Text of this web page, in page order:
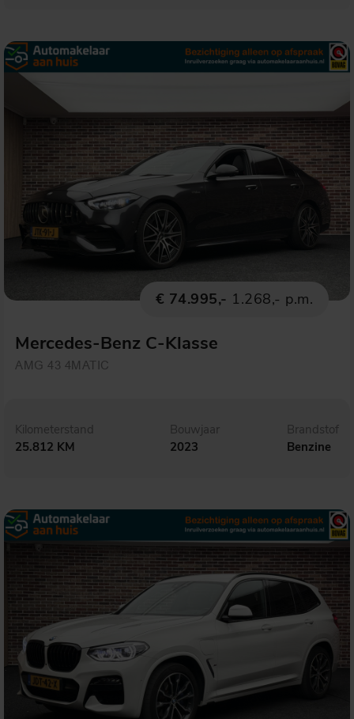
€ 74.995,- 1.268,- p.m.
Mercedes-Benz C-Klasse
AMG 43 4MATIC
Kilometerstand
25.812 KM
Bouwjaar
2023
Brandstof
Benzine